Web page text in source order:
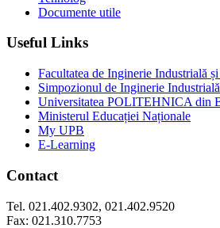
Documente utile
Useful Links
Facultatea de Inginerie Industrială
Simpozionul de Inginerie
Universitatea POLITEHNICA din
Ministerul Educației Naționale
My UPB
E-Learning
Contact
Tel. 021.402.9302, 021.402.9520
Fax: 021.310.7753